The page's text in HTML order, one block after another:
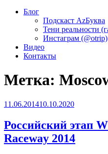
Блог
Подскаст АzБуква
Тени реальности
Инстаграм (@otrip)
Видео
Контакты
Метка:
Опубликовано
11.06.201410.10.2020
Российский этап
Raceway 2014